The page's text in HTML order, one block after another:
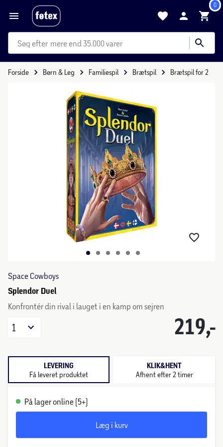
0
mere end 35.000 varer
Forside Børn & Leg Familiespil Brætspil Brætspil for 2
Space Cowboys
Splendor Duel
Konfrontér din rival i lauget i en kamp om sejren
219,-
1
LEVERING
Få leveret produktet
KLIK&HENT
Afhent efter 2 timer
På lager online (5+)
Læg i kurv